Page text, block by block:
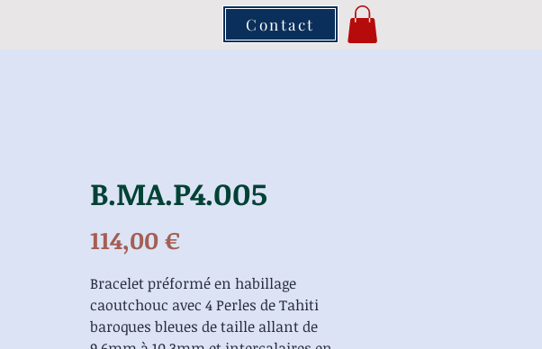
Contact
B.MA.P4.005
114,00 €Prix
Bracelet préformé en habillage
caoutchouc avec 4 Perles de Tahiti
baroques bleues de taille allant de